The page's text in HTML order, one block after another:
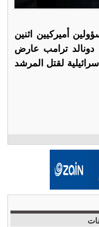
أميركيين اثنين
دونالد ترامب عارض
لقتل المرشد